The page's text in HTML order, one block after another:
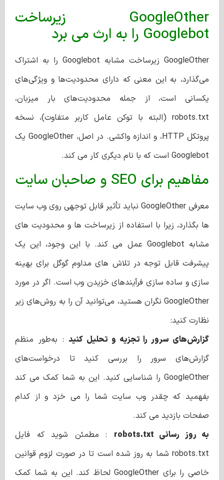
GoogleOther زیرساخت
Googlebot را به ارث می برد
GoogleOther زیرساخت مشابه Googlebot را به اشتراک
می‌گذارد، به این معنی که دارای محدودیت‌ها و ویژگی‌های
یکسانی است، از جمله محدودیت‌های بار میزبان،
robots.txt (البته با توکن عامل کاربر متفاوت)، نسخه
پروتکل HTTP، و اندازه واکشی. در اصل، GoogleOther یک
Googlebot است که با نام دیگری کار می کند.
مفاهیم برای SEO و صاحبان سایت
معرفی GoogleOther نباید تأثیر قابل توجهی روی وب سایت
ها بگذارد، زیرا با استفاده از زیرساخت ها و محدودیت های
مشابه Googlebot عمل می کند. با این وجود، این یک
پیشرفت قابل توجه در تلاش های مداوم گوگل برای بهینه
سازی و ساده سازی فرآیندهای خزیدن وب است. اگر در مورد
GoogleOther نگران هستید، می‌توانید آن را به روش‌های زیر
نظارت کنید:
گزارش‌های سرور را تجزیه و تحلیل کنید: به‌طور منظم
گزارش‌های سرور را بررسی کنید تا درخواست‌های
GoogleOther را شناسایی کنید. این به شما کمک می کند
بفهمید که چقدر وب سایت شما را می خزد و از کدام
صفحات بازدید می کند.
به روز رسانی robots.txt
: مطمئن شوید که فایل
robots.txt شما به روز شده است تا در صورت لزوم قوانین
خاصی را برای GoogleOther لحاظ کند. این به شما کمک